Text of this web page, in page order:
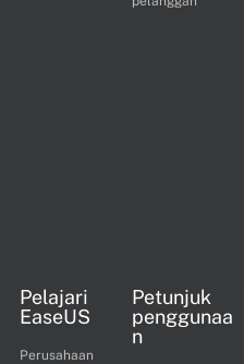
Pelajari
EaseUS
Perusahaan
Petunjuk
penggunaa
n